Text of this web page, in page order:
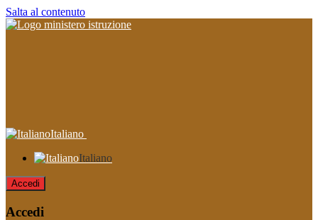
Salta al contenuto
Italiano
Italiano
Accedi
Accedi